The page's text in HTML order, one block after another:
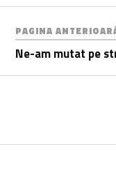
PAGINA
Ne-am mutat pe